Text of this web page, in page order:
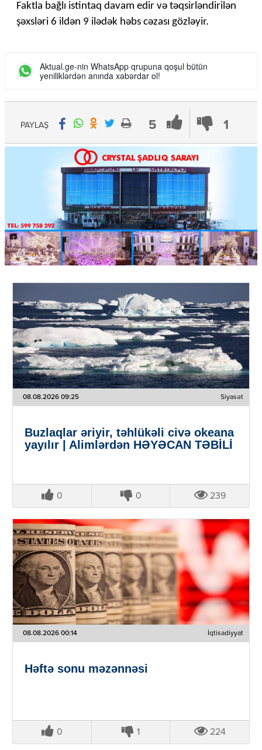
Faktla bağlı istintaq davam edir və təqsirləndirilən
şəxsləri 6 ildən 9 ilədək həbs cəzası gözləyir.
Aktual.ge-nin WhatsApp qrupuna qoşul bütün
yeniliklərdən anında xəbərdar ol!
5 1
PAYLAŞ
08.08.2026 09:25 Siyasət
Buzlaqlar əriyir, təhlükəli civə okeana
yayılır | Alimlərdən HƏYƏCAN TƏBİLİ
0 0 239
08.08.2026 00:14 İqtisadiyyat
Həftə sonu məzənnəsi
0 1 224